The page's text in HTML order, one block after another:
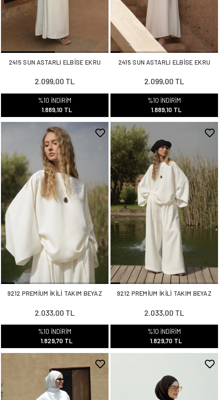
2415 SUN ASTARLI ELBİSE EKRU
2.099,00 TL
%10 İNDİRİM
1.889,10 TL
2415 SUN ASTARLI ELBİSE EKRU
2.099,00 TL
%10 İNDİRİM
1.889,10 TL
9212 PREMİUM İKİLİ TAKIM BEYAZ
2.033,00 TL
%10 İNDİRİM
1.829,70 TL
9212 PREMİUM İKİLİ TAKIM BEYAZ
2.033,00 TL
%10 İNDİRİM
1.829,70 TL